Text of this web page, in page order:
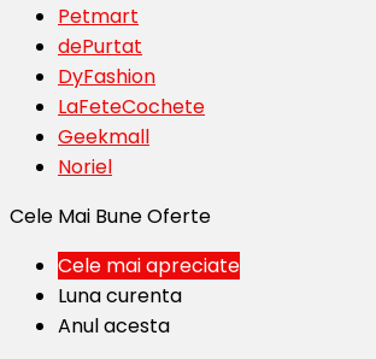
Petmart
dePurtat
DyFashion
LaFeteCochete
Geekmall
Noriel
Cele Mai Bune Oferte
Cele mai apreciate
Luna curenta
Anul acesta